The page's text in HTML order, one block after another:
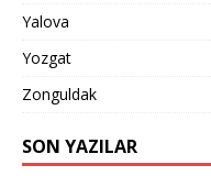
Yalova
Yozgat
Zonguldak
SON YAZILAR